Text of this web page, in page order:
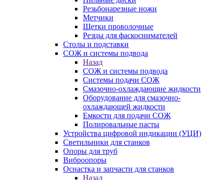
Резьбонарезные ножи
Метчики
Щетки проволочные
Резцы для фаскоснимателей
Столы и подставки
СОЖ и системы подвода
Назад
СОЖ и системы подвода
Системы подачи СОЖ
Смазочно-охлаждающие жидкости
Оборудование для смазочно-
охлаждающей жидкости
Емкости для подачи СОЖ
Полировальные пасты
Устройства цифровой индикации (УЦИ)
Светильники для станков
Опоры для труб
Виброопоры
Оснастка и запчасти для станков
Назад